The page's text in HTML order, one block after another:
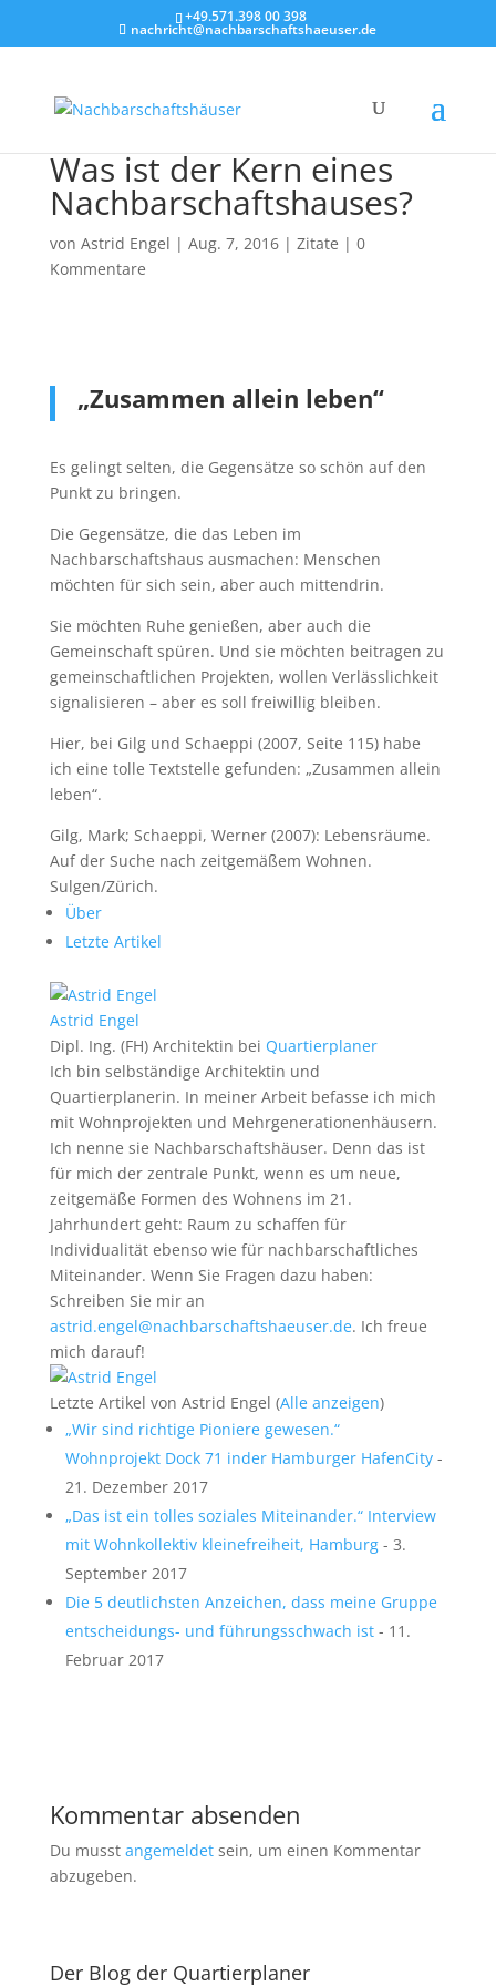
+49.571.398 00 398
nachricht@nachbarschaftshaeuser.de
Was ist der Kern eines
Nachbarschaftshauses?
von Astrid Engel | Aug. 7, 2016| Zitate | 0
Kommentare
„Zusammen allein leben“
Es gelingt selten, die Gegensätze so schön auf den
Punkt zu bringen.
Die Gegensätze, die das Leben im
Nachbarschaftshaus ausmachen: Menschen
möchten für sich sein, aber auch mittendrin.
Sie möchten Ruhe genießen, aber auch die
Gemeinschaft spüren. Und sie möchten beitragen zu
gemeinschaftlichen Projekten, wollen Verlässlichkeit
signalisieren – aber es soll freiwillig bleiben.
Hier, bei Gilg und Schaeppi (2007, Seite 115) habe
ich eine tolle Textstelle gefunden: „Zusammen allein
leben“.
Gilg, Mark; Schaeppi, Werner (2007): Lebensräume.
Auf der Suche nach zeitgemäßem Wohnen.
Sulgen/Zürich.
Über
Letzte Artikel
Astrid Engel
Dipl. Ing. (FH) Architektin bei Quartierplaner
Ich bin selbständige Architektin und
Quartierplanerin. In meiner Arbeit befasse ich mich
mit Wohnprojekten und Mehrgenerationenhäusern.
Ich nenne sie Nachbarschaftshäuser. Denn das ist
für mich der zentrale Punkt, wenn es um neue,
zeitgemäße Formen des Wohnens im 21.
Jahrhundert geht: Raum zu schaffen für
Individualität ebenso wie für nachbarschaftliches
Miteinander. Wenn Sie Fragen dazu haben:
Schreiben Sie mir an
astrid.engel@nachbarschaftshaeuser.de. Ich freue
mich darauf!
Letzte Artikel von Astrid Engel (Alle anzeigen)
„Wir sind richtige Pioniere gewesen.“
Wohnprojekt Dock 71 inder Hamburger HafenCity-
21. Dezember 2017
„Das ist ein tolles soziales Miteinander.“ Interview
mit Wohnkollektiv kleinefreiheit, Hamburg- 3.
September 2017
Die 5 deutlichsten Anzeichen, dass meine Gruppe
entscheidungs- und führungsschwach ist- 11.
Februar 2017
Kommentar absenden
Du musst angemeldetsein, um einen Kommentar
abzugeben.
Der Blog der Quartierplaner